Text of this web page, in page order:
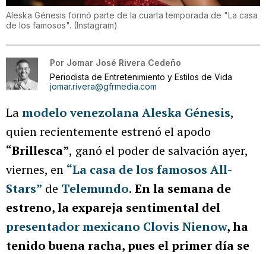
Aleska Génesis formó parte de la cuarta temporada de "La casa
de los famosos". (Instagram)
Por Jomar José Rivera Cedeño
Periodista de Entretenimiento y Estilos de Vida
jomar.rivera@gfrmedia.com
Lamodelo venezolana Aleska Génesis,
quien recientemente estrenó el apodo
“Brillesca”, ganó el poder de salvación ayer,
viernes, en “La casa de los famosos All-
Stars” de Telemundo. En la semana de
estreno, la expareja sentimental del
presentador mexicano Clovis Nienow, ha
tenido buena racha, pues el primer día se